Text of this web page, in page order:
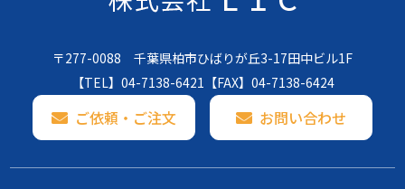
〒277-0088 千葉県柏市ひばりが丘3-17田中ビル1F
【TEL】 04-7138-6421 【FAX】04-7138-6424
ご依頼・ご注文 お問い合わせ